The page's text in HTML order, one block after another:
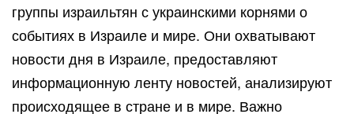
группы израильтян с украинскими корнями о
событиях в Израиле и мире. Они охватывают
новости дня в Израиле, предоставляют
информационную ленту новостей, анализируют
происходящее в стране и в мире. Важно